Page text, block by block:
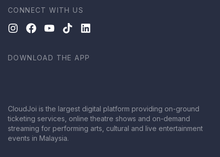
CONNECT WITH US
DOWNLOAD THE APP
CloudJoi is the largest digital platform providing on-ground
ticketing services, online theatre shows and on-demand
streaming for performing arts, cultural and live entertainment
events in Malaysia.